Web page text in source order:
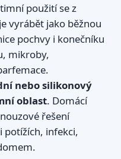
použití se z
vyrábět jako běžnou
pochvy i konečníku
mikroby,
nebo silikonový
oblast. Domácí
řešení
potížích, infekci,